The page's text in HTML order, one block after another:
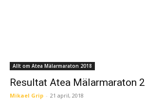
Allt om Atea Mälarmaraton 2018
Resultat Atea Mälarmaraton
Mikael Grip - 21 april, 2018